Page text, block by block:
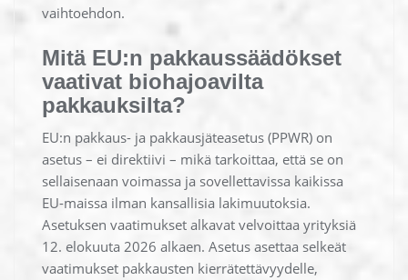
vaihtoehdon.
Mitä EU:n pakkaussäädökset
vaativat biohajoavilta
pakkauksilta?
EU:n pakkaus- ja pakkausjäteasetus (PPWR) on
asetus – ei direktiivi – mikä tarkoittaa, että se on
sellaisenaan voimassa ja sovellettavissa kaikissa
EU-maissa ilman kansallisia lakimuutoksia.
Asetuksen vaatimukset alkavat velvoittaa yrityksiä
12. elokuuta 2026 alkaen. Asetus asettaa selkeät
vaatimukset pakkausten kierrätettävyydelle,